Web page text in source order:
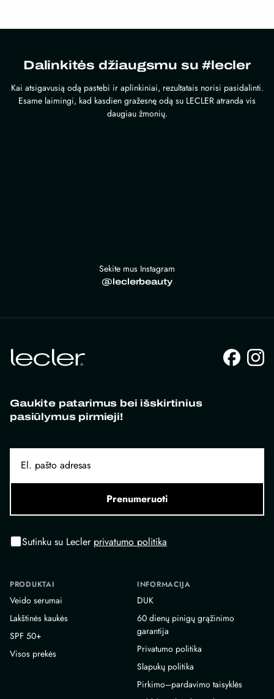
Dalinkitės džiaugsmu su #lecler
Kai atsigavusią odą pastebi ir aplinkiniai, rezultatais norisi pasidalinti.
Esame laimingi, kad kasdien gražesnę odą su LECLER atranda vis
daugiau žmonių.
Sekite mus Instagram
@leclerbeauty
Gaukite patarimus bei išskirtinius
pasiūlymus pirmieji!
Prenumeruoti
Sutinku su Lecler privatumo politika
PRODUKTAI
Veido serumai
Lakštinės kaukės
SPF 50+
Visos prekės
INFORMACIJA
DUK
60 dienų pinigų grąžinimo
garantija
Privatumo politika
Slapukų politika
Pirkimo–pardavimo taisyklės